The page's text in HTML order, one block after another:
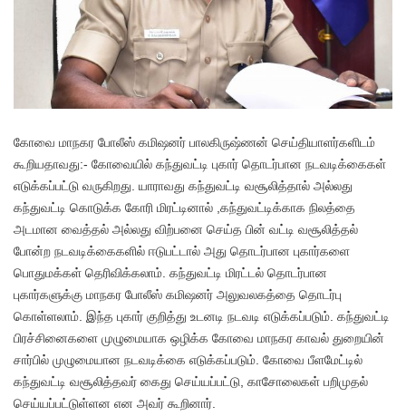
கோவை மாநகர போலீஸ் கமிஷனர் பாலகிருஷ்ணன் செய்தியாளர்களிடம்
கூறியதாவது:- கோவையில் கந்துவட்டி புகார் தொடர்பான நடவடிக்கைகள்
எடுக்கப்பட்டு வருகிறது. யாராவது கந்துவட்டி வசூலித்தால் அல்லது
கந்துவட்டி கொடுக்க கோரி மிரட்டினால் ,கந்துவட்டிக்காக நிலத்தை
அடமான வைத்தல் அல்லது விற்பனை செய்த பின் வட்டி வசூலித்தல்
போன்ற நடவடிக்கைகளில் ஈடுபட்டால் அது தொடர்பான புகார்களை
பொதுமக்கள் தெரிவிக்கலாம். கந்துவட்டி மிரட்டல் தொடர்பான
புகார்களுக்கு மாநகர போலீஸ் கமிஷனர் அலுவலகத்தை தொடர்பு
கொள்ளலாம். இந்த புகார் குறித்து உடனடி நடவடி எடுக்கப்படும். கந்துவட்டி
பிரச்சினைகளை முழுமையாக ஒழிக்க கோவை மாநகர காவல் துறையின்
சார்பில் முழுமையான நடவடிக்கை எடுக்கப்படும். கோவை பீளமேட்டில்
கந்துவட்டி வசூலித்தவர் கைது செய்யப்பட்டு, காசோலைகள் பறிமுதல்
செய்யப்பட்டுள்ளன என அவர் கூறினார்.